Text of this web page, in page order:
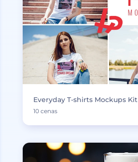
Everyday T-shirts Mockups Kit
10 cenas